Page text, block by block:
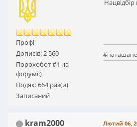
Профі
Дописів: 2 560
Порохобот #1 на
форумі:)
Подяк: 664 раз(и)
Записаний
kram2000 Лютий 06,